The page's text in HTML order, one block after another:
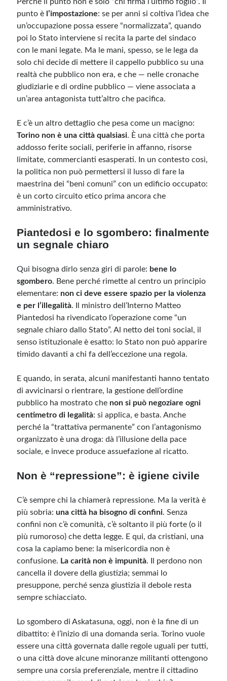
punto è l’impostazione: se per anni si coltiva l’idea che
un’occupazione possa essere “normalizzata”, quando
poi lo Stato interviene si recita la parte del sindaco
con le mani legate. Ma le mani, spesso, se le lega da
solo chi decide di mettere il cappello pubblico su una
realtà che pubblico non era, e che — nelle cronache
giudiziarie e di ordine pubblico — viene associata a
un’area antagonista tutt’altro che pacifica.
E c’è un altro dettaglio che pesa come un macigno:
Torino non è una città qualsiasi. È una città che porta
addosso ferite sociali, periferie in affanno, risorse
limitate, commercianti esasperati. In un contesto così,
la politica non può permettersi il lusso di fare la
maestrina dei “beni comuni” con un edificio occupato:
è un corto circuito etico prima ancora che
amministrativo.
Piantedosi e lo sgombero: finalmente
un segnale chiaro
Qui bisogna dirlo senza giri di parole: bene lo
sgombero. Bene perché rimette al centro un principio
elementare: non ci deve essere spazio per la violenza
e per l’illegalità. Il ministro dell’Interno Matteo
Piantedosi ha rivendicato l’operazione come “un
segnale chiaro dallo Stato”. Al netto dei toni social, il
senso istituzionale è esatto: lo Stato non può apparire
timido davanti a chi fa dell’eccezione una regola.
E quando, in serata, alcuni manifestanti hanno tentato
di avvicinarsi o rientrare, la gestione dell’ordine
pubblico ha mostrato che non si può negoziare ogni
centimetro di legalità: si applica, e basta. Anche
perché la “trattativa permanente” con l’antagonismo
organizzato è una droga: dà l’illusione della pace
sociale, e invece produce assuefazione al ricatto.
Non è “repressione”: è igiene civile
C’è sempre chi la chiamerà repressione. Ma la verità è
più sobria:una città ha bisogno di confini. Senza
confini non c’è comunità, c’è soltanto il più forte (o il
più rumoroso) che detta legge. E qui, da cristiani, una
cosa la capiamo bene: la misericordia non è
confusione. La carità non è impunità. Il perdono non
cancella il dovere della giustizia; semmai lo
presuppone, perché senza giustizia il debole resta
sempre schiacciato.
Lo sgombero di Askatasuna, oggi, non è la fine di un
dibattito: è l’inizio di una domanda seria. Torino vuole
essere una città governata dalle regole uguali per tutti,
o una città dove alcune minoranze militanti ottengono
sempre una corsia preferenziale, mentre il cittadino